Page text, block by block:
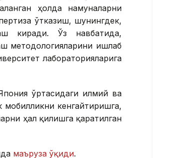
ҳолда намуналарни
ўтказиш, шунингдек,
киради. Ўз навбатида,
методологияларини ишлаб
лабораторияларига
ўртасидаги илмий ва
кенгайтиришга,
ҳал қилишга қаратилган
маъруза ўқиди.